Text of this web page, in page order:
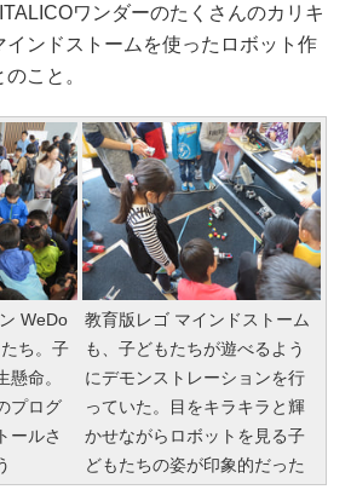
ワンダーのたくさんのカリキ
インドストームを使ったロボット作
こと。
WeDo
ち。子
命。
プログ
ールさ
教育版レゴ マインドストーム
も、子どもたちが遊べるよう
にデモンストレーションを行
っていた。目をキラキラと輝
かせながらロボットを見る子
どもたちの姿が印象的だった